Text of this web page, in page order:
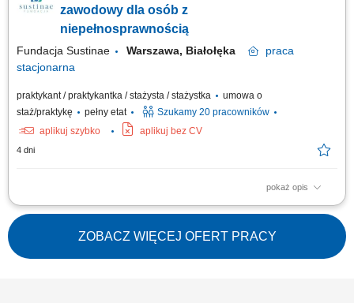
uczestnictwa w programie jest zwiększenie szansy na rynku pracy i
zawodowy dla osób z
niepełnosprawnością
Fundacja Sustinae Warszawa, Białołęka
praca
stacjonarna
praktykant / praktykantka / stażysta / stażystka
umowa o
staż/praktykę
pełny etat
Szukamy 20 pracowników
aplikuj szybko
aplikuj bez CV
4 dni
pokaż opis
Projekt „RozPracuj się ! Kompleksowy program aktywizacji zawodowej
osób z niepełnosprawnościami”, który jest współfinansowany ze środków
Państwowego Funduszu Rehabilitacji Osób Niepełnosprawnych. Celem
uczestnictwa w programie jest zwiększenie szansy na rynku pracy i
podjęcie...
ZOBACZ WIĘCEJ OFERT PRACY